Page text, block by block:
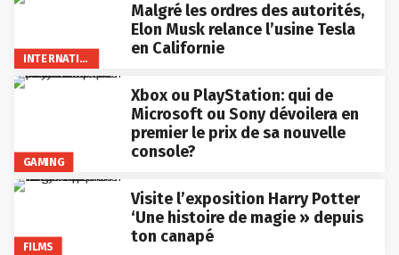
INTERNATIONAL
Malgré les ordres des autorités,
Elon Musk relance l’usine Tesla
en Californie
GAMING
Xbox ou PlayStation: qui de
Microsoft ou Sony dévoilera en
premier le prix de sa nouvelle
console?
FILMS
Visite l’exposition Harry Potter
‘Une histoire de magie » depuis
ton canapé